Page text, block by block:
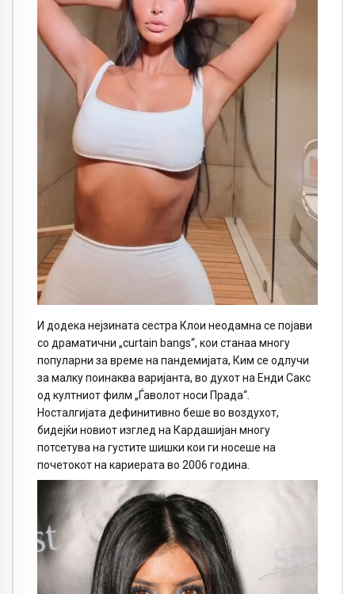
И додека нејзината сестра Клои неодамна се појави
со драматични „curtain bangs“, кои станаа многу
популарни за време на пандемијата, Ким се одлучи
за малку поинаква варијанта, во духот на Енди Сакс
од култниот филм „Ѓаволот носи Прада“.
Носталгијата дефинитивно беше во воздухот,
бидејќи новиот изглед на Кардашијан многу
потсетува на густите шишки кои ги носеше на
почетокот на кариерата во 2006 година.